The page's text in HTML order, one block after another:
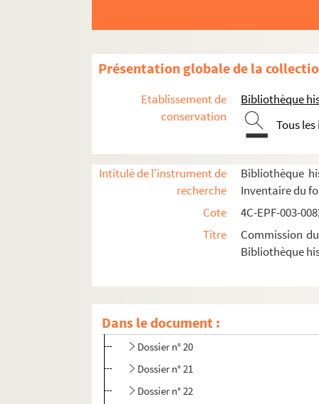
Présentation globale de la
Etablissement de
conservation
Bibliothèque
Tous
Intitulé de l'instrument de
recherche
Bibliothèque
Inventaire du
Cote
4C-EPF-003-
Titre
Commission
Bibliothèque
Dans le document :
Dossier n° 9
Dossier n° 12
Dossier n° 13
Dossier n° 18
Dossier n° 19
Dossier n° 20
Dossier n° 21
Dossier n° 22